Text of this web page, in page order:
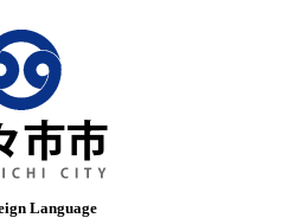
Language